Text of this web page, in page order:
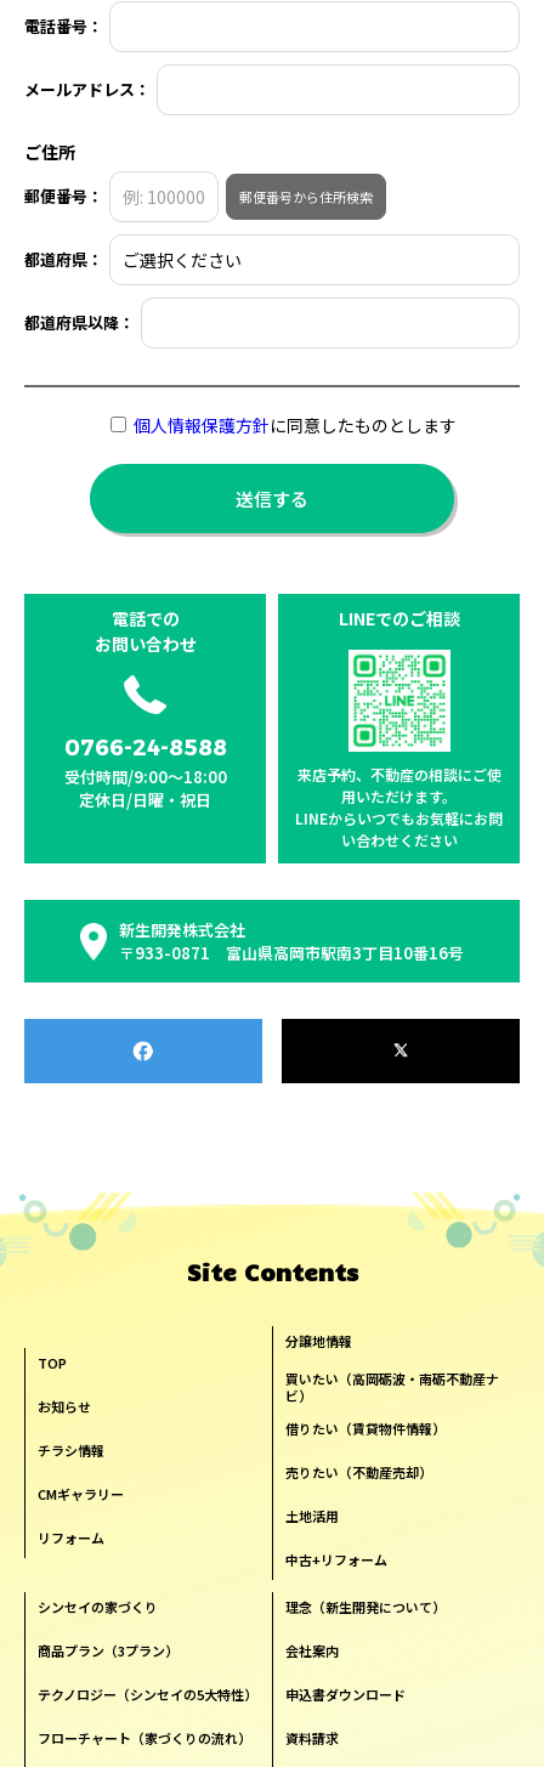
電話番号：
メールアドレス：
ご住所
郵便番号： 郵便番号から住所検索
都道府県：
都道府県以降：
個人情報保護方針に同意したものとします
電話での
お問い合わせ
0766-24-8588
受付時間/9:00〜18:00
定休日/日曜・祝日
LINEでのご相談
来店予約、不動産の相談にご使
用いただけます。
LINEからいつでもお気軽にお問
い合わせください
新生開発株式会社
〒933-0871 富山県高岡市駅南3丁目10番16号
Site Contents
TOP
お知らせ
チラシ情報
CMギャラリー
リフォーム
分譲地情報
買いたい（高岡砺波・南砺不動産ナ
ビ）
借りたい（賃貸物件情報）
売りたい（不動産売却）
土地活用
中古+リフォーム
シンセイの家づくり
商品プラン（3プラン）
テクノロジー（シンセイの5大特性）
フローチャート（家づくりの流れ）
理念（新生開発について）
会社案内
申込書ダウンロード
資料請求